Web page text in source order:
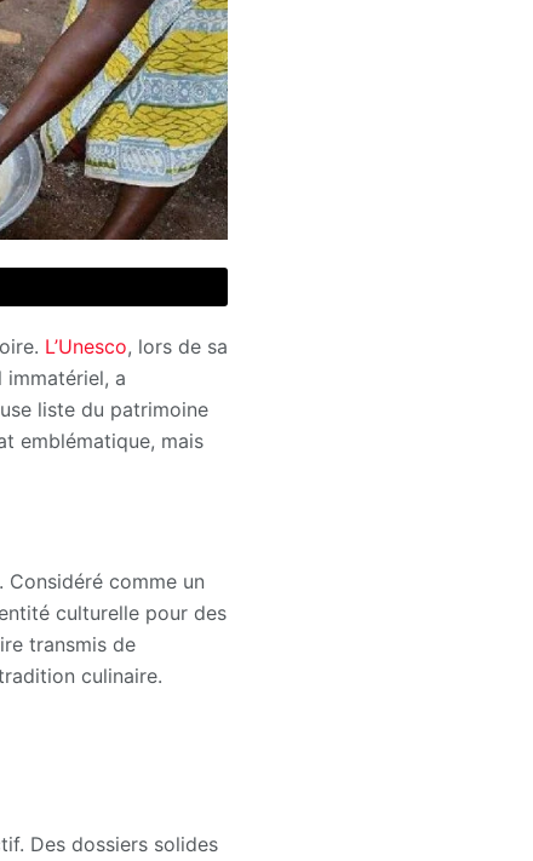
L’Unesco, lors de sa
immatériel, a
liste du patrimoine
emblématique, mais
Considéré comme un
culturelle pour des
transmis de
culinaire.
Des dossiers solides